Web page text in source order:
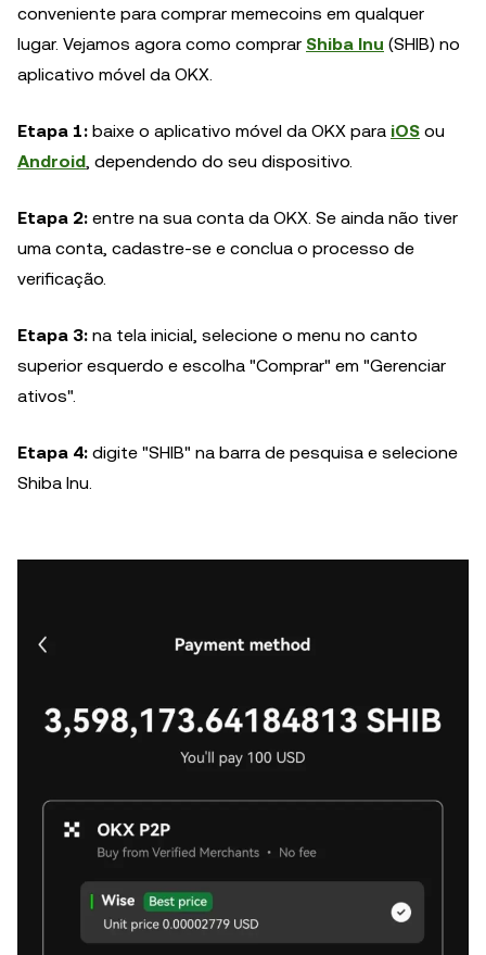
conveniente para comprar memecoins em qualquer
lugar. Vejamos agora como comprar Shiba Inu (SHIB) no
aplicativo móvel da OKX.
Etapa 1: baixe o aplicativo móvel da OKX para iOS ou
Android , dependendo do seu dispositivo.
Etapa 2: entre na sua conta da OKX. Se ainda não tiver
uma conta, cadastre-se e conclua o processo de
verificação.
Etapa 3: na tela inicial, selecione o menu no canto
superior esquerdo e escolha "Comprar" em "Gerenciar
ativos".
Etapa 4: digite "SHIB" na barra de pesquisa e selecione
Shiba Inu.